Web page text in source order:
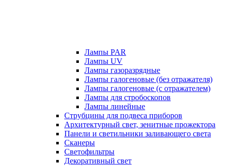
Лампы PAR
Лампы UV
Лампы газоразрядные
Лампы галогеновые (без отражателя)
Лампы галогеновые (с отражателем)
Лампы для стробоскопов
Лампы линейные
Струбцины для подвеса приборов
Архитектурный свет, зенитные прожектора
Панели и светильники заливающего света
Сканеры
Светофильтры
Декоративный свет